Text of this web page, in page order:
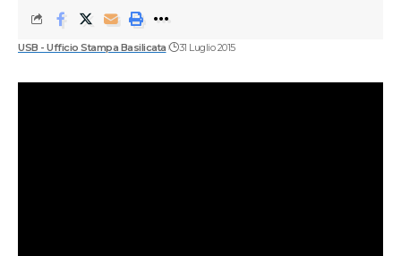
USB - Ufficio Stampa Basilicata 31 Luglio 2015